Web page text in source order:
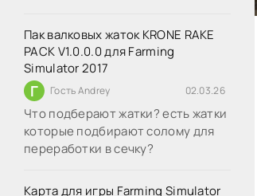
Пак валковых жаток KRONE RAKE
PACK V1.0.0.0 для Farming
Simulator 2017
Г Гость Andrey 02.03.26
Что подберают жатки? есть жатки
которые подбирают солому для
переработки в сечку?
Карта для игры Farming Simulator